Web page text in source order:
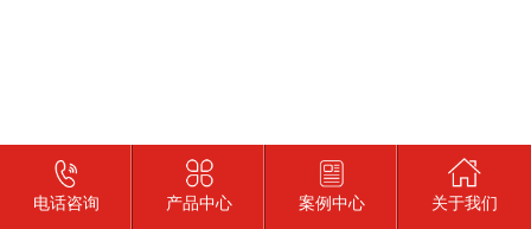
电话咨询 产品中心 案例中心 关于我们